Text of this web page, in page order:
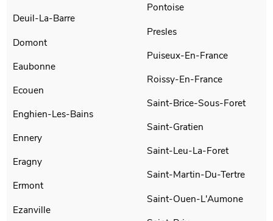
Deuil-La-Barre
Domont
Eaubonne
Ecouen
Enghien-Les-Bains
Ennery
Eragny
Ermont
Ezanville
Pontoise
Presles
Puiseux-En-France
Roissy-En-France
Saint-Brice-Sous-Foret
Saint-Gratien
Saint-Leu-La-Foret
Saint-Martin-Du-Tertre
Saint-Ouen-L'Aumone